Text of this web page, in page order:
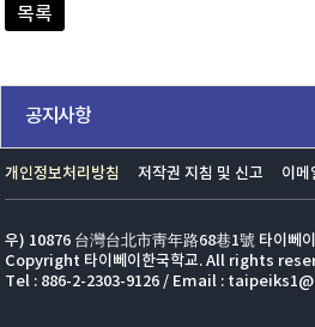
목록
공지사항
개인정보처리방침 저작권 지침 및 신고 이메
우) 10876 台灣台北市靑年路68巷1號 타이뻬
Copyright 타이뻬이한국학교. All rights
Tel : 886-2-2303-9126 / Email :